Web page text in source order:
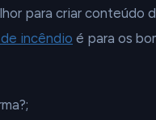
para criar conteúdo
incêndio é para os